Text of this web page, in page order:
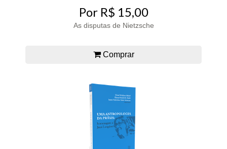
Por R$ 15,00
As disputas de Nietzsche
Comprar